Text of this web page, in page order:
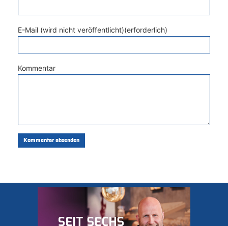
E-Mail (wird nicht veröffentlicht)(erforderlich)
Kommentar